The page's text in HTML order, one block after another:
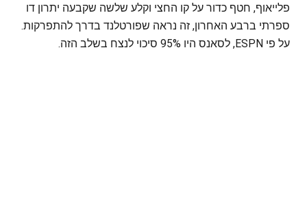
פלייאוף, חטף כדור על קו החצי וקלע שלשה שקבעה יתרון דו
ספרתי ברבע האחרון, זה נראה שפורטלנד בדרך להתפרקות.
על פי ESPN, לסאנס היו 95% סיכוי לנצח בשלב הזה.